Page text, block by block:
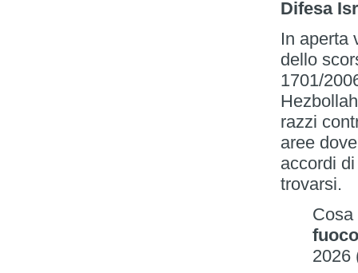
Difesa
In aperta
dello
1701/
razzi
aree
accordi
trovarsi.
Cosa
fuoco
2026